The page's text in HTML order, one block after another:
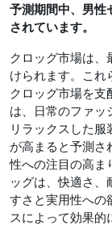
予測期間中、男性
されています。
クロッグ市場は
けられます。これ
クロッグ市場を
は、日常のファッ
リラックスした
が高まると予測さ
性への注目の高ま
ッグは、快適さ
すさと実用性への
スによって効果的